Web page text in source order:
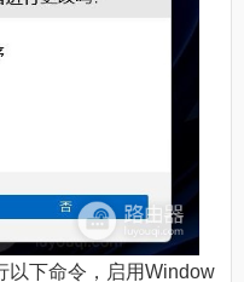
以下命令，启用Window